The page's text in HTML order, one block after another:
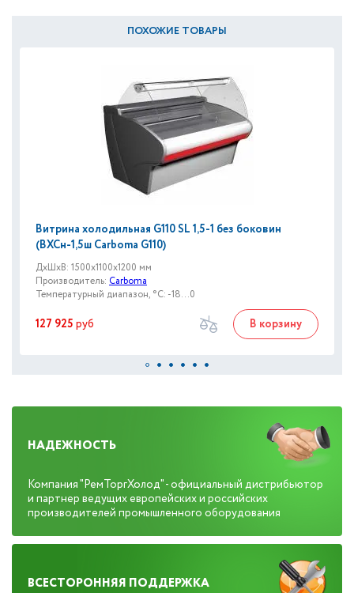
ПОХОЖИЕ ТОВАРЫ
Витрина холодильная G110 SL 1,5-1 без боковин
(ВХСн-1,5ш Carboma G110)
ДxШxВ: 1500x1100x1200 мм
Производитель: Carboma
Температурный диапазон, °C: -18...0
127 925 руб В корзину
НАДЕЖНОСТЬ
Компания "РемТоргХолод" - официальный дистрибьютор
и партнер ведущих европейских и российских
производителей промышленного оборудования
ВСЕСТОРОННЯЯ ПОДДЕРЖКА